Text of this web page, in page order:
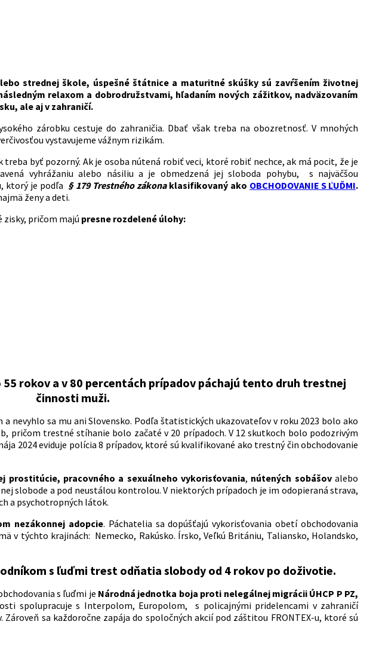
strednej škole, úspešné štátnice a maturitné skúšky sú zavŕšením životnej
relaxom a dobrodružstvami, hľadaním nových zážitkov, nadväzovaním
ale aj v zahraničí.
zárobku cestuje do zahraničia. Dbať však treba na obozretnosť. V mnohých
vystavujeme vážnym rizikám.
treba byť pozorný. Ak je osoba nútená robiť veci, ktoré robiť nechce, ak má pocit, že je
vyhrážaniu alebo násiliu a je obmedzená jej sloboda pohybu, s najväčšou
ktorý je podľa § 179 Trestného zákonaklasifikovaný ako OBCHODOVANIE S ĽUĎMI.
ženy a deti.
zisky, pričom majú presne rozdelené úlohy:
55 rokov a v 80 percentách prípadov páchajú tento druh trestnej
činnosti muži.
nevyhlo sa mu ani Slovensko. Podľa štatistických ukazovateľov v roku 2023 bolo ako
pričom trestné stíhanie bolo začaté v 20 prípadoch. V 12 skutkoch bolo podozrivým
2024 eviduje polícia 8 prípadov, ktoré sú kvalifikované ako trestný čin obchodovanie
prostitúcie, pracovného a sexuálneho vykorisťovania, nútených sobášovalebo
slobode a pod neustálou kontrolou. V niektorých prípadoch je im odopieraná strava,
a psychotropných látok.
nezákonnej adopcie. Páchatelia sa dopúšťajú vykorisťovania obetí obchodovania
v týchto krajinách: Nemecko, Rakúsko. Írsko, Veľkú Britániu, Taliansko, Holandsko,
s ľuďmi trest odňatia slobody od 4 rokov po doživotie.
s ľuďmi je Národná jednotka boja proti nelegálnej migrácii ÚHCP P PZ,
spolupracuje s Interpolom, Europolom, s policajnými pridelencami v zahraničí
sa každoročne zapája do spoločných akcií pod záštitou FRONTEX-u, ktoré sú